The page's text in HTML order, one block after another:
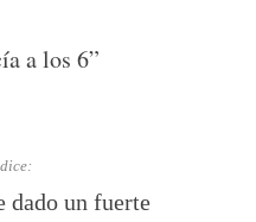
a los 6”
dice:
dado un fuerte